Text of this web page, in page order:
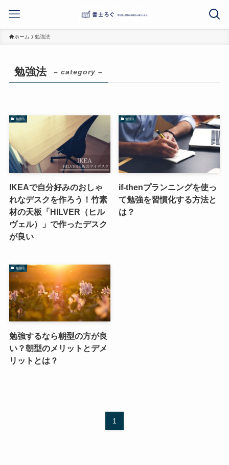
ホーム 勉強法
勉強法 – category –
勉強法
IKEAで自分好みのおしゃ
れなデスクを作ろう！竹素
材の天板「HILVER（ヒル
ヴェル）」で作ったデスク
が良い
勉強法
if-thenプランニングを使っ
て勉強を習慣化する方法と
は？
勉強法
勉強するなら朝型の方が良
い？朝型のメリットとデメ
リットとは？
1